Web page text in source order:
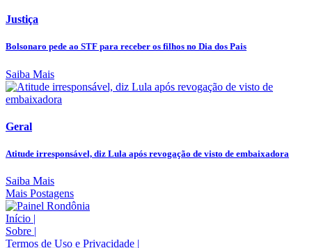
Justiça
Bolsonaro pede ao STF para receber os filhos no Dia dos Pais
Saiba Mais
Geral
Atitude irresponsável, diz Lula após revogação de visto de embaixadora
Saiba Mais
Mais Postagens
Início |
Sobre |
Termos de Uso e Privacidade |